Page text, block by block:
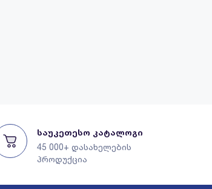
საუკეთესო კატალოგი
45 000+ დასახელების
პროდუქცია